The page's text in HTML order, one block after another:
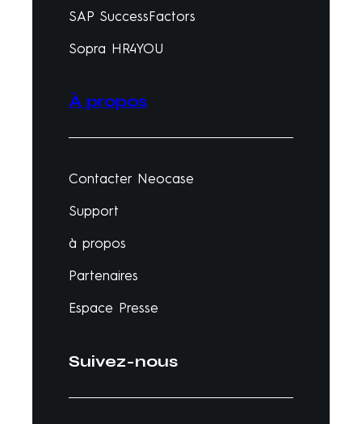
SAP SuccessFactors
Sopra HR4YOU
À propos
Contacter Neocase
Support
à propos
Partenaires
Espace Presse
Suivez-nous